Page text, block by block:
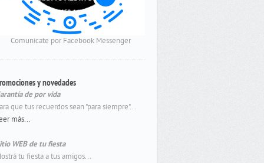
Comunicate por Facebook Messenger
y novedades
de por vida
que tus recuerdos sean "para siempre"...
más...
WEB de tu fiesta
tu fiesta a tus amigos...